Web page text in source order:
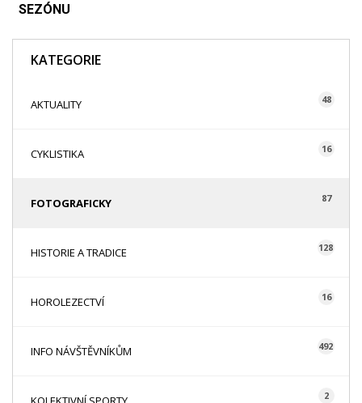
SEZÓNU
KATEGORIE
AKTUALITY 48
CYKLISTIKA 16
FOTOGRAFICKY 87
HISTORIE A TRADICE 128
HOROLEZECTVÍ 16
INFO NÁVŠTĚVNÍKŮM 492
2